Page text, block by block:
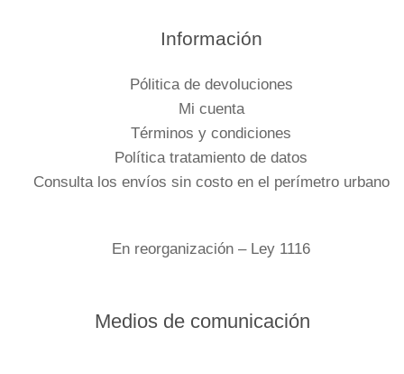
Información
Pólitica de devoluciones
Mi cuenta
Términos y condiciones
Política tratamiento de datos
Consulta los envíos sin costo en el perímetro urbano
En reorganización – Ley 1116
Medios de comunicación